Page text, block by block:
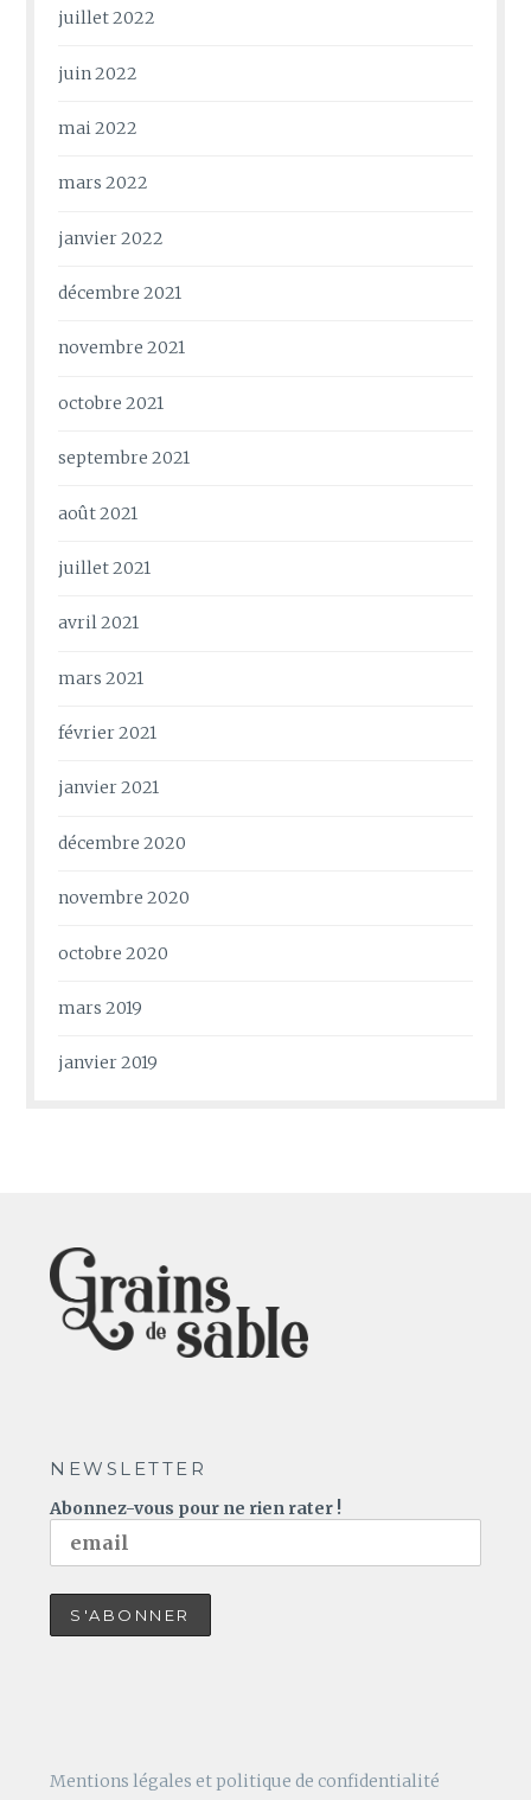
juillet 2022
juin 2022
mai 2022
mars 2022
janvier 2022
décembre 2021
novembre 2021
octobre 2021
septembre 2021
août 2021
juillet 2021
avril 2021
mars 2021
février 2021
janvier 2021
décembre 2020
novembre 2020
octobre 2020
mars 2019
janvier 2019
NEWSLETTER
Abonnez-vous pour ne rien rater !
Mentions légales et politique de confidentialité